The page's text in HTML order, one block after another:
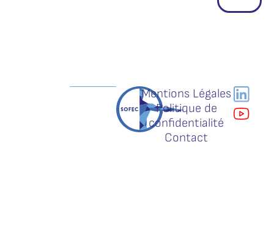
Mentions Légales
Politique de
confidentialité
Contact